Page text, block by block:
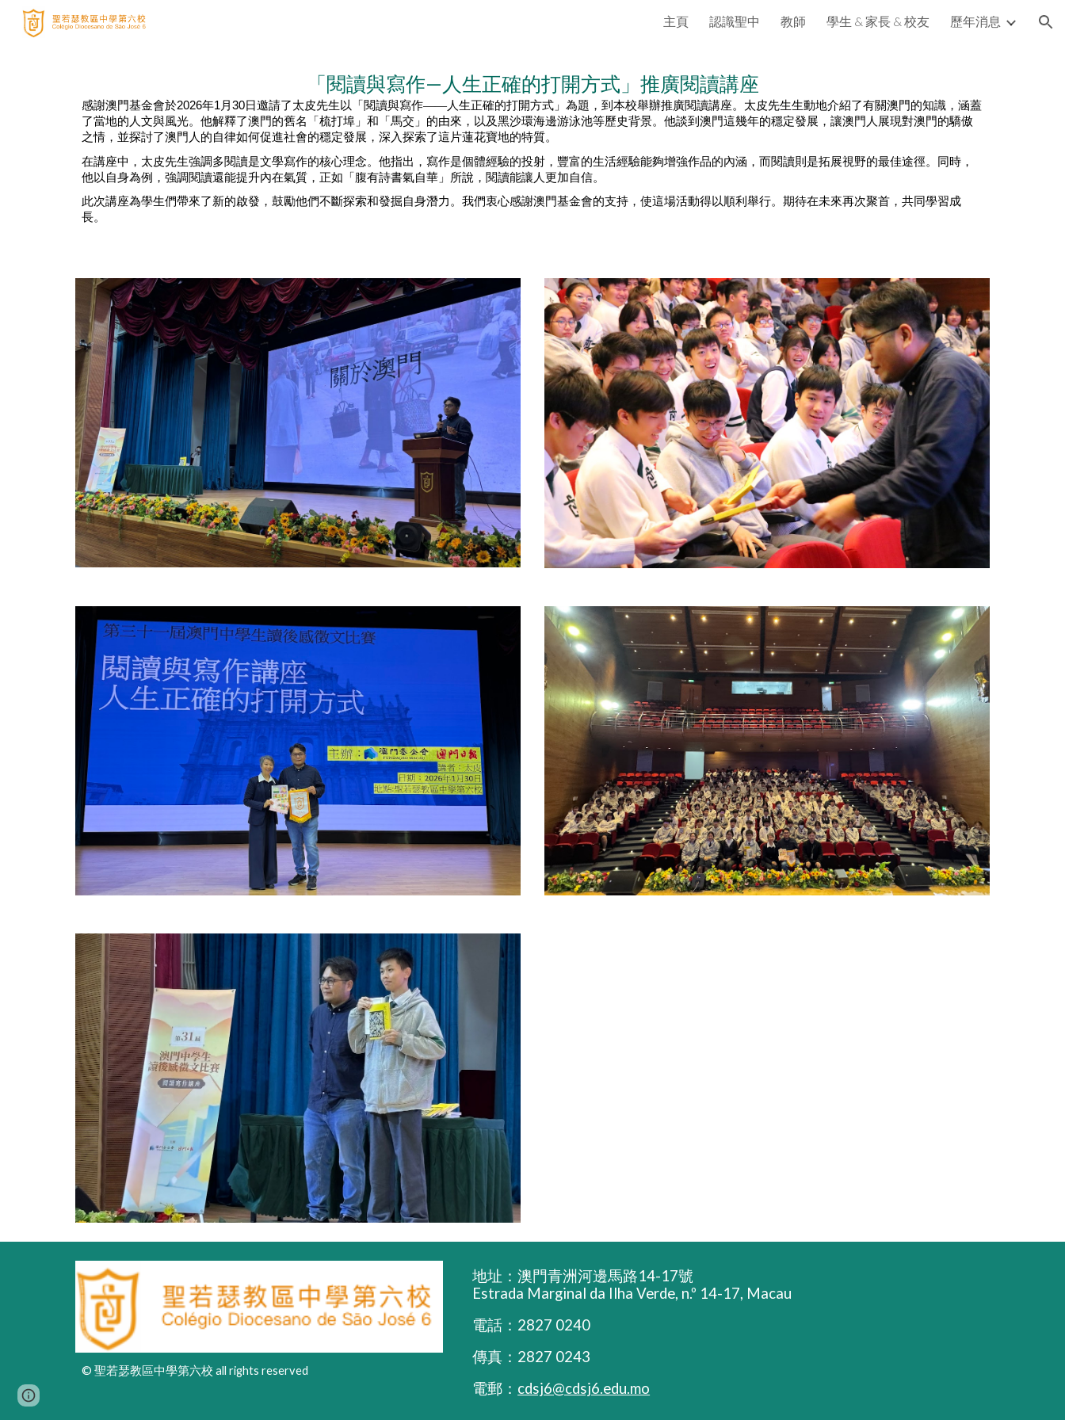
Skip to navigation
主頁 認識聖中 教師 學生 & 家長 & 校友 歷年消息
「閱讀與寫作—人生正確的打開方式」推廣閱讀講座
感謝澳門基金會於2026年1 月 30日邀請了太皮先生以「閱讀與寫作——人生正確的打開方式」為題，到本校舉辦推廣閱讀講座。太皮先生生動地介紹了有關澳門的知識，涵蓋
了當地的人文與風光。他解釋了澳門的舊名「梳打埠」和「馬交」的由來，以及黑沙環海邊游泳池等歷史背景。他談到澳門這幾年的穩定發展，讓澳門人展現對澳門的驕傲
之情，並探討了澳門人的自律如何促進社會的穩定發展，深入探索了這片蓮花寶地的特質。
在講座中，太皮先生強調多閱讀是文學寫作的核心理念。他指出，寫作是個體經驗的投射，豐富的生活經驗能夠增強作品的內涵，而閱讀則是拓展視野的最佳途徑。同時，
他以自身為例，強調閱讀還能提升內在氣質，正如「腹有詩書氣自華」所說，閱讀能讓人更加自信。
此次講座為學生們帶來了新的啟發，鼓勵他們不斷探索和發掘自身潛力。我們衷心感謝澳門基金會的支持，使這場活動得以順利舉行。期待在未來再次聚首，共同學習成
長。
© 聖若瑟教區中學第六校 all rights reserved
地址：澳門青洲河邊馬路14-17號
Estrada Marginal da Ilha Verde, n.º 14-17, Macau
電話：2827 0240
傳真：2827 0243
電郵： cdsj6@cdsj6.edu.mo